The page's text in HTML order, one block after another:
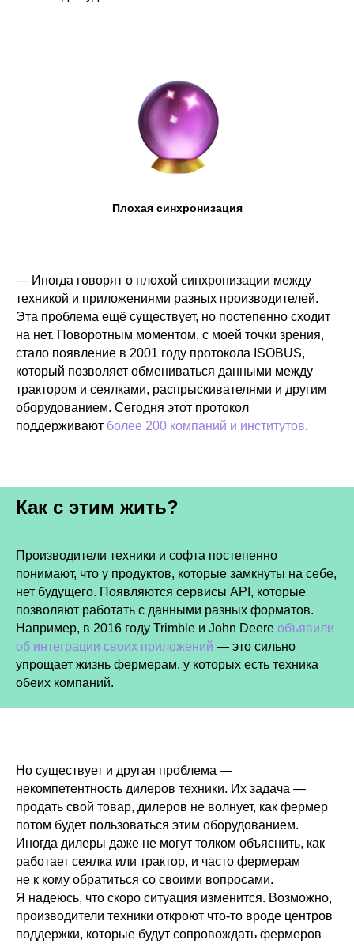
Плохая синхронизация
— Иногда говорят о плохой синхронизации между
техникой и приложениями разных производителей.
Эта проблема ещё существует, но постепенно сходит
на нет. Поворотным моментом, с моей точки зрения,
стало появление в 2001 году протокола ISOBUS,
который позволяет обмениваться данными между
трактором и сеялками, распрыскивателями и другим
оборудованием. Сегодня этот протокол
поддерживают более 200 компаний и институтов.
Как с этим жить?
Производители техники и софта постепенно
понимают, что у продуктов, которые замкнуты на себе,
нет будущего. Появляются сервисы API, которые
позволяют работать с данными разных форматов.
Например, в 2016 году Trimble и John Deere объявили
об интеграции своих приложений — это сильно
упрощает жизнь фермерам, у которых есть техника
обеих компаний.
Но существует и другая проблема —
некомпетентность дилеров техники. Их задача —
продать свой товар, дилеров не волнует, как фермер
потом будет пользоваться этим оборудованием.
Иногда дилеры даже не могут толком объяснить, как
работает сеялка или трактор, и часто фермерам
не к кому обратиться со своими вопросами.
Я надеюсь, что скоро ситуация изменится. Возможно,
производители техники откроют что-то вроде центров
поддержки, которые будут сопровождать фермеров